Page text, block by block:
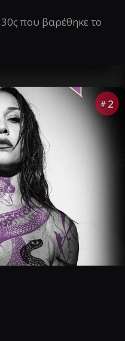
που βαρέθηκε το
# 2